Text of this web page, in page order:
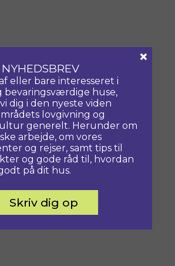
eller bare interesseret i
bevaringsværdige huse,
dig i den nyeste viden
lovgivning og
generelt. Herunder om
arbejde, om vores
og rejser, samt tips til
og gode råd til, hvordan
på dit hus.
Skriv dig op
×